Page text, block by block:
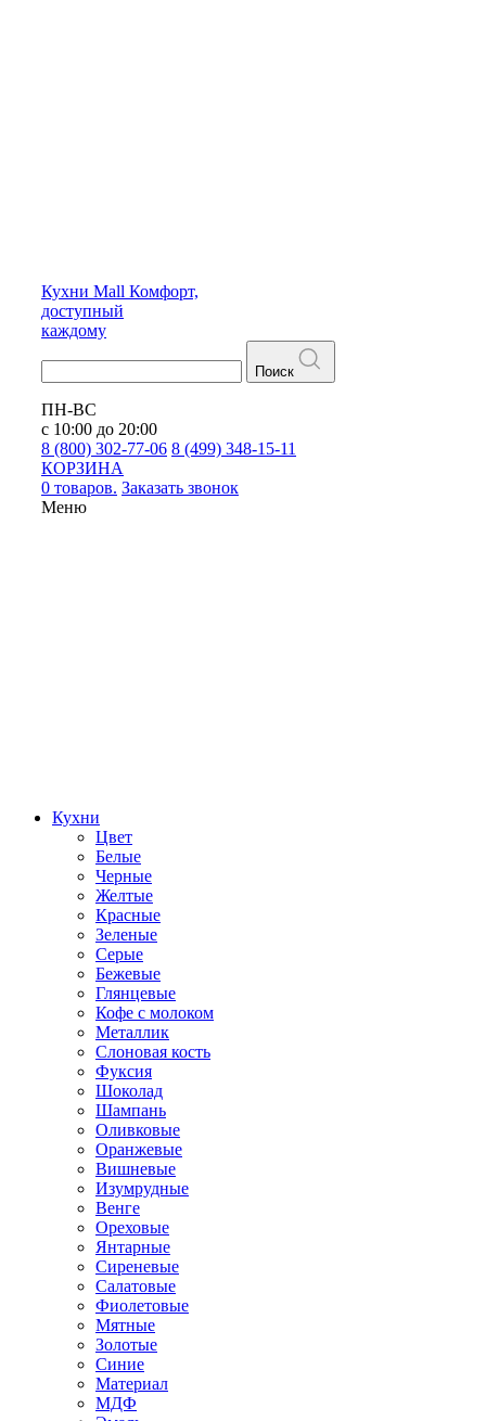
Кухни Mall Комфорт,
доступный
каждому
Поиск
ПН-ВС
с 10:00 до 20:00
8 (800) 302-77-06 8 (499) 348-15-11
КОРЗИНА
0 товаров. Заказать звонок
Меню
Кухни
Цвет
Белые
Черные
Желтые
Красные
Зеленые
Серые
Бежевые
Глянцевые
Кофе с молоком
Металлик
Слоновая кость
Фуксия
Шоколад
Шампань
Оливковые
Оранжевые
Вишневые
Изумрудные
Венге
Ореховые
Янтарные
Сиреневые
Салатовые
Фиолетовые
Мятные
Золотые
Синие
Материал
МДФ